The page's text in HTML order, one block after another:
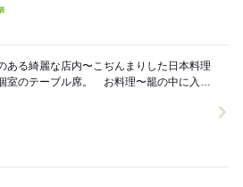
ある綺麗な店内〜こぢんまりした日本料理
室のテーブル席。 お料理〜籠の中に入っ